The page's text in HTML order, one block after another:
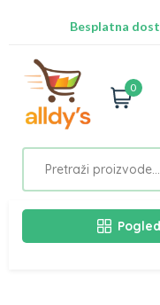
Besplatna
0